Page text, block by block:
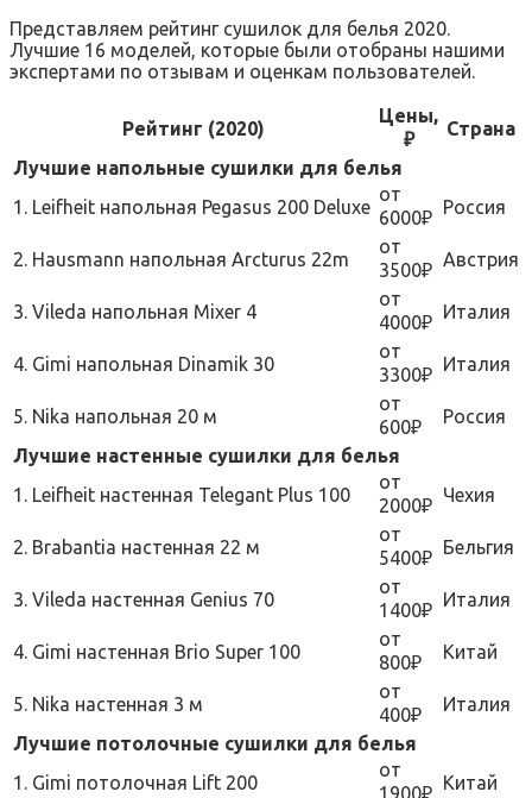
Представляем рейтинг сушилок для белья 2020.
Лучшие 16 моделей, которые были отобраны нашими
экспертами по отзывам и оценкам пользователей.
Рейтинг (2020)
Цены,
₽
Страна
Лучшие напольные сушилки для белья
1. Leifheit напольная Pegasus 200 Deluxe
от
6000₽ Россия
2. Hausmann напольная Arcturus 22m
от
3500₽ Австрия
3. Vileda напольная Mixer 4
от
4000₽ Италия
4. Gimi напольная Dinamik 30
от
3300₽ Италия
5. Nika напольная 20 м
от
600₽
Россия
Лучшие настенные сушилки для белья
1. Leifheit настенная Telegant Plus 100
от
2000₽ Чехия
2. Brabantia настенная 22 м
от
5400₽ Бельгия
3. Vileda настенная Genius 70
от
1400₽ Италия
4. Gimi настенная Brio Super 100
от
800₽
Китай
5. Nika настенная 3 м
от
400₽
Италия
Лучшие потолочные сушилки для белья
1. Gimi потолочная Lift 200
от
1900₽ Китай